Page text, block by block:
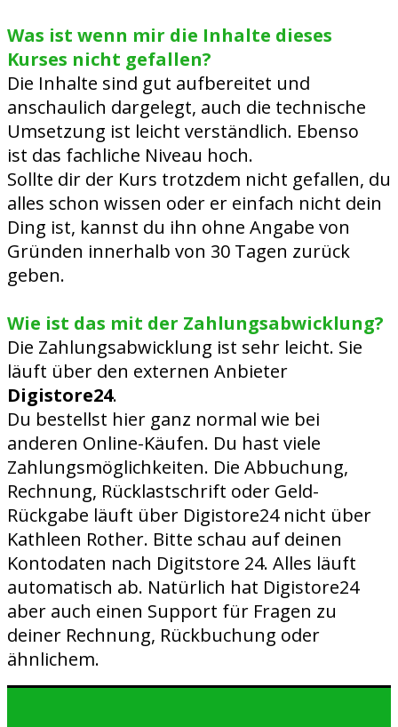
Was ist wenn mir die Inhalte dieses
Kurses nicht gefallen?
Die Inhalte sind gut aufbereitet und
anschaulich dargelegt, auch die technische
Umsetzung ist leicht verständlich. Ebenso
ist das fachliche Niveau hoch.
Sollte dir der Kurs trotzdem nicht gefallen, du
alles schon wissen oder er einfach nicht dein
Ding ist, kannst du ihn ohne Angabe von
Gründen innerhalb von 30 Tagen zurück
geben.
Wie ist das mit der Zahlungsabwicklung?
Die Zahlungsabwicklung ist sehr leicht. Sie
läuft über den externen Anbieter
Digistore24.
Du bestellst hier ganz normal wie bei
anderen Online-Käufen. Du hast viele
Zahlungsmöglichkeiten. Die Abbuchung,
Rechnung, Rücklastschrift oder Geld-
Rückgabe läuft über Digistore24 nicht über
Kathleen Rother. Bitte schau auf deinen
Kontodaten nach Digitstore 24. Alles läuft
automatisch ab. Natürlich hat Digistore24
aber auch einen Support für Fragen zu
deiner Rechnung, Rückbuchung oder
ähnlichem.